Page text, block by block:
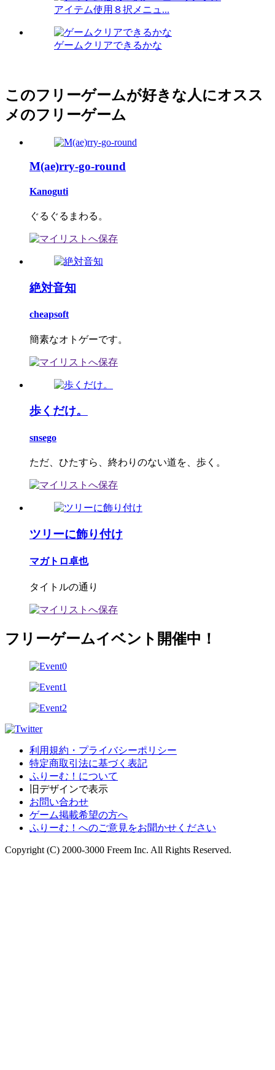
アイテム使用８択メニュ...
ゲームクリアできるかな
このフリーゲームが好きな人にオスス
メのフリーゲーム
M(ae)rry-go-round
Kanoguti
ぐるぐるまわる。
絶対音知
cheapsoft
簡素なオトゲーです。
歩くだけ。
snsego
ただ、ひたすら、終わりのない道を、歩く。
ツリーに飾り付け
マガトロ卓也
タイトルの通り
フリーゲームイベント開催中！
利用規約・プライバシーポリシー
特定商取引法に基づく表記
ふりーむ！について
旧デザインで表示
お問い合わせ
ゲーム掲載希望の方へ
ふりーむ！へのご意見をお聞かせください
Copyright (C) 2000-3000 Freem Inc. All Rights Reserved.